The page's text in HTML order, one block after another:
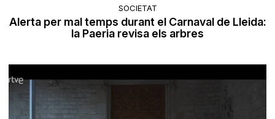
SOCIETAT
Alerta per mal temps durant el Carnaval de Lleida:
la Paeria revisa els arbres